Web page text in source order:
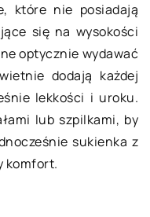
które nie posiadają
się na wysokości
optycznie wydawać
dodają każdej
lekkości i uroku.
lub szpilkami, by
sukienka z
komfort.